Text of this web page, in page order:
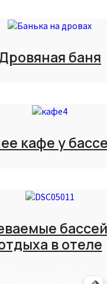
баня
кафе у
в отеле